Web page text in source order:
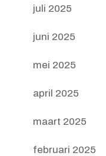
juli 2025
juni 2025
mei 2025
april 2025
maart 2025
februari 2025